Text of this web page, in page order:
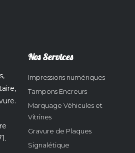
Nos Services
Impressions numériques
Tampons Encreurs
Marquage Véhicules et
Vitrines
Gravure de Plaques
Signalétique